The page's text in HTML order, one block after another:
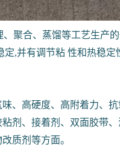
聚合、蒸馏等工艺生产
,并有调节粘 性和热稳
、高硬度、高附着力、
剂、接着剂、双面胶带
质剂等方面。